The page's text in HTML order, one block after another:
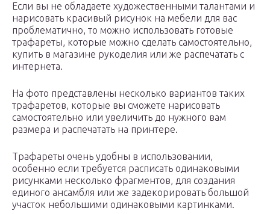
Если вы не обладаете художественными талантами и
нарисовать красивый рисунок на мебели для вас
проблематично, то можно использовать готовые
трафареты, которые можно сделать самостоятельно,
купить в магазине рукоделия или же распечатать с
интернета.
На фото представлены несколько вариантов таких
трафаретов, которые вы сможете нарисовать
самостоятельно или увеличить до нужного вам
размера и распечатать на принтере.
Трафареты очень удобны в использовании,
особенно если требуется расписать одинаковыми
рисунками несколько фрагментов, для создания
единого ансамбля или же задекорировать большой
участок небольшими одинаковыми картинками.